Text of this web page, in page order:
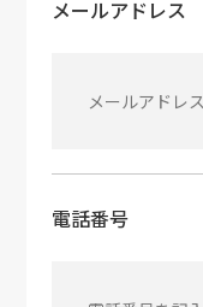
メールアドレス
電話番号